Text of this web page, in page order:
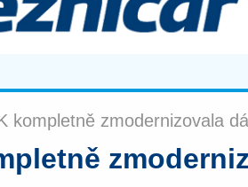
kompletně zmodernizovala